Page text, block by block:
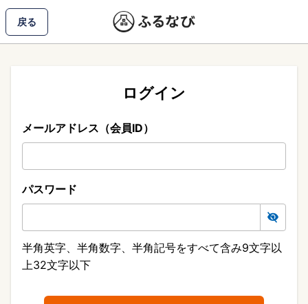
戻る
ログイン
メールアドレス（会員ID）
パスワード
半角英字、半角数字、半角記号をすべて含み9文字以
上32文字以下